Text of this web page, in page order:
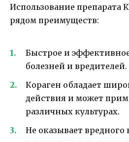
Использование препарата
рядом преимуществ:
Быстрое и
болезней и вредителей.
Кораген обладает
действия и может
различных культурах.
Не оказывает вредного